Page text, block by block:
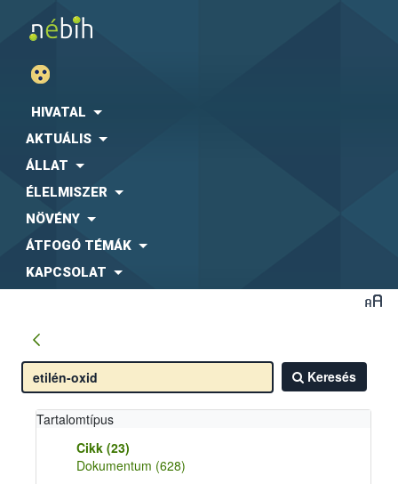
HIVATAL
AKTUÁLIS
ÁLLAT
ÉLELMISZER
NÖVÉNY
ÁTFOGÓ TÉMÁK
KAPCSOLAT
Keresés
Tartalomtípus
Cikk (23)
Dokumentum (628)